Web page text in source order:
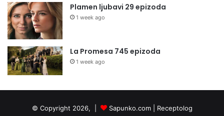
Plamen ljubavi 29 epizoda
1 week ago
La Promesa 745 epizoda
1 week ago
© Copyright 2026, | Sapunko.com| Receptolog